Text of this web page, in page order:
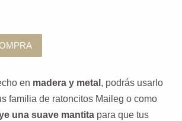
en madera y metal , podrás usarlo
familia de ratoncitos Maileg o como
una suave mantita para que tus